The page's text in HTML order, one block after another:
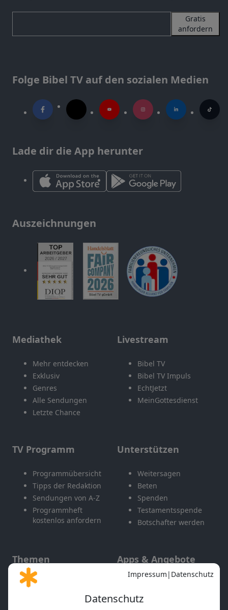
Gratis
anfordern
Folge Bibel TV auf den sozialen Medien
Lade dir die App herunter
Auszeichnungen
Mediathek
Mehr entdecken
Exklusiv
Genres
Alle Sendungen
Letzte Chance
Livestream
Bibel TV
Bibel TV Impuls
EchtJetzt
MeinGottesdienst
TV Programm
Programmübersicht
Tipps der Redaktion
Sendungen von A-Z
Programmheft
kostenlos anfordern
Unterstützen
Weitersagen
Beten
Spenden
Testamentsspende
Botschafter werden
Themen
Gott und Bibel erklärt
Apps & Angebote
Mobile App